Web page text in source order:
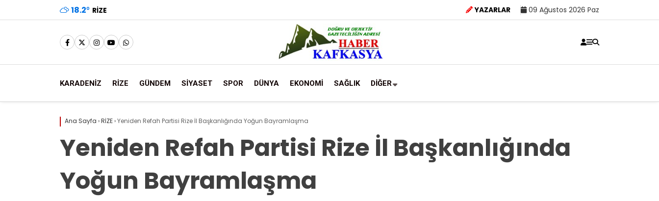
18.2° RIZE YAZARLAR 09 Ağustos 2026 Paz
KARADENİZ RİZE GÜNDEM SİYASET SPOR DÜNYA EKONOMİ SAĞLIK DİĞER
Ana Sayfa ›RİZE›Yeniden Refah Partisi Rize İl Başkanlığında Yoğun Bayramlaşma
Yeniden Refah Partisi Rize İl Başkanlığında
Yoğun Bayramlaşma